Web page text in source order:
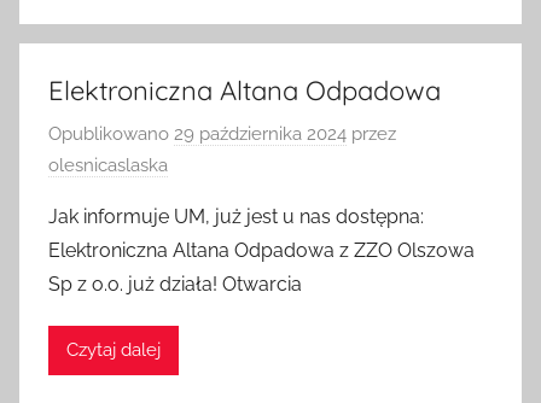
Elektroniczna Altana Odpadowa
Opublikowano 29 października 2024 przez
olesnicaslaska
Jak informuje UM, już jest u nas dostępna:
Elektroniczna Altana Odpadowa z ZZO Olszowa
Sp z o.o. już działa! Otwarcia
Czytaj dalej